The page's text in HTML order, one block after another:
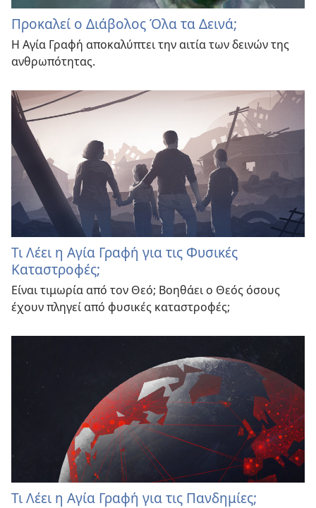
Προκαλεί ο Διάβολος Όλα τα Δεινά;
Η Αγία Γραφή αποκαλύπτει την αιτία των δεινών της
ανθρωπότητας.
Τι Λέει η Αγία Γραφή για τις Φυσικές
Καταστροφές;
Είναι τιμωρία από τον Θεό; Βοηθάει ο Θεός όσους
έχουν πληγεί από φυσικές καταστροφές;
Τι Λέει η Αγία Γραφή για τις Πανδημίες;